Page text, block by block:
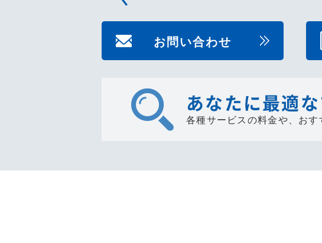
お問い合わせ
あなたに最適な
各種サービスの料金や、 おす